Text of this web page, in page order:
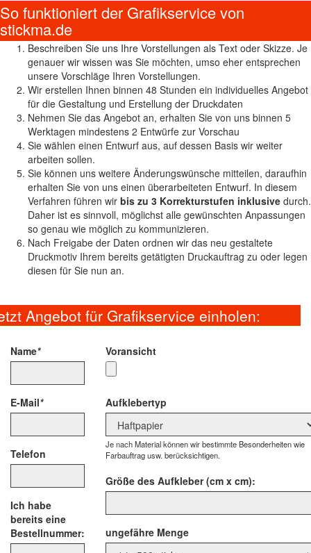
So funktioniert der Grafikservice von
stickma.de
Beschreiben Sie uns Ihre Vorstellungen als Text oder Skizze. Je
genauer wir wissen was Sie möchten, umso eher entsprechen
unsere Vorschläge Ihren Vorstellungen.
Wir erstellen Ihnen binnen 48 Stunden ein individuelles Angebot
für die Gestaltung und Erstellung der Druckdaten
Nehmen Sie das Angebot an, erhalten Sie von uns binnen 5
Werktagen mindestens 2 Entwürfe zur Vorschau
Sie wählen einen Entwurf aus, auf dessen Basis wir weiter
arbeiten sollen.
Sie können uns weitere Änderungswünsche mitteilen, daraufhin
erhalten Sie von uns einen überarbeiteten Entwurf. In diesem
Verfahren führen wir bis zu 3 Korrekturstufen inklusive durch.
Daher ist es sinnvoll, möglichst alle gewünschten Anpassungen
so genau wie möglich zu kommunizieren.
Nach Freigabe der Daten ordnen wir das neu gestaltete
Druckmotiv Ihrem bereits getätigten Druckauftrag zu oder legen
diesen für Sie nun an.
Angebot für Grafikservice einholen:
Name*
E-Mail*
Telefon
Ich habe
bereits eine
Bestellnummer:
Voransicht
Aufklebertyp
Je nach Material können wir bestimmte Besonderheiten wie
Farbauftrag usw. berücksichtigen.
Größe des Aufkleber (cm x cm):
ungefähre Menge